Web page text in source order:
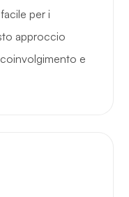
per i
approccio
e